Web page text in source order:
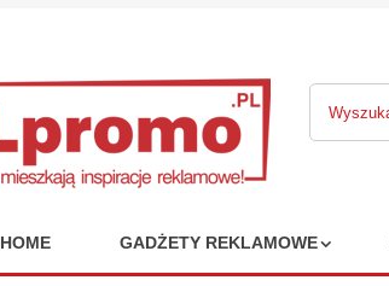
HOME GADŻETY REKLAMOWE